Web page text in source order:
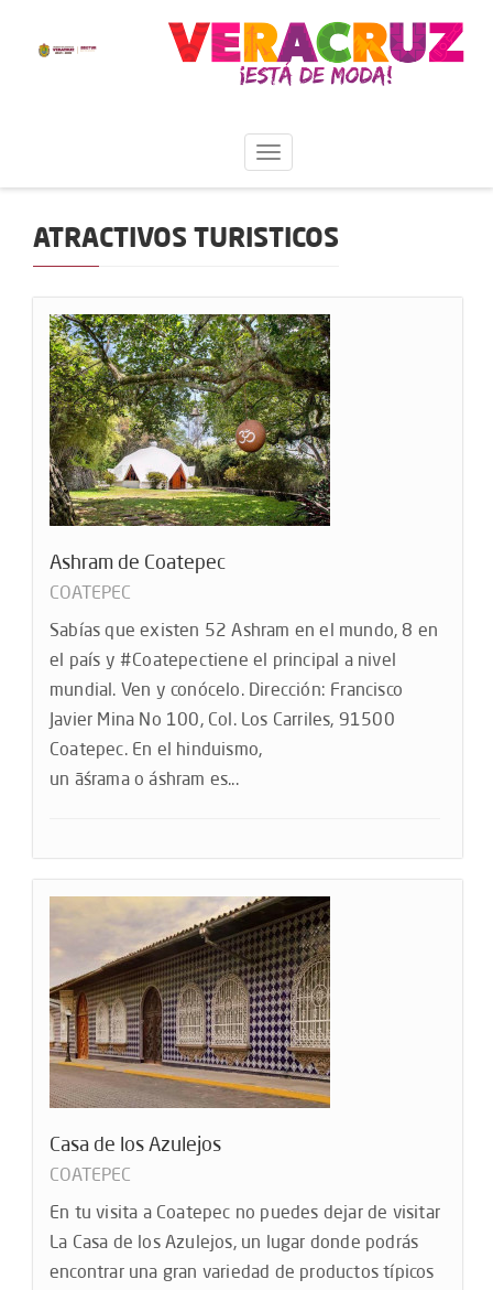
ATRACTIVOS TURISTICOS
Ashram de Coatepec
COATEPEC
Sabías que existen 52 Ashram en el mundo, 8 en
el país y #Coatepectiene el principal a nivel
mundial. Ven y conócelo. Dirección: Francisco
Javier Mina No 100, Col. Los Carriles, 91500
Coatepec. En el hinduismo,
un āśrama o áshram es...
Casa de los Azulejos
COATEPEC
En tu visita a Coatepec no puedes dejar de visitar
La Casa de los Azulejos, un lugar donde podrás
encontrar una gran variedad de productos típicos